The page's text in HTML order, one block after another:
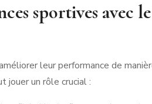
sportives avec
leur performance de
jouer un rôle crucial :